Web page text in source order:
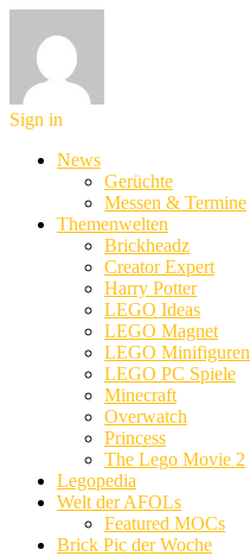
Sign in
News
Gerüchte
Messen & Termine
Themenwelten
Brickheadz
Creator Expert
Harry Potter
LEGO Ideas
LEGO Magnet
LEGO Minifiguren
LEGO PC Spiele
Minecraft
Overwatch
Princess
The Lego Movie 2
Legopedia
Welt der AFOLs
Featured MOCs
Brick Pic der Woche